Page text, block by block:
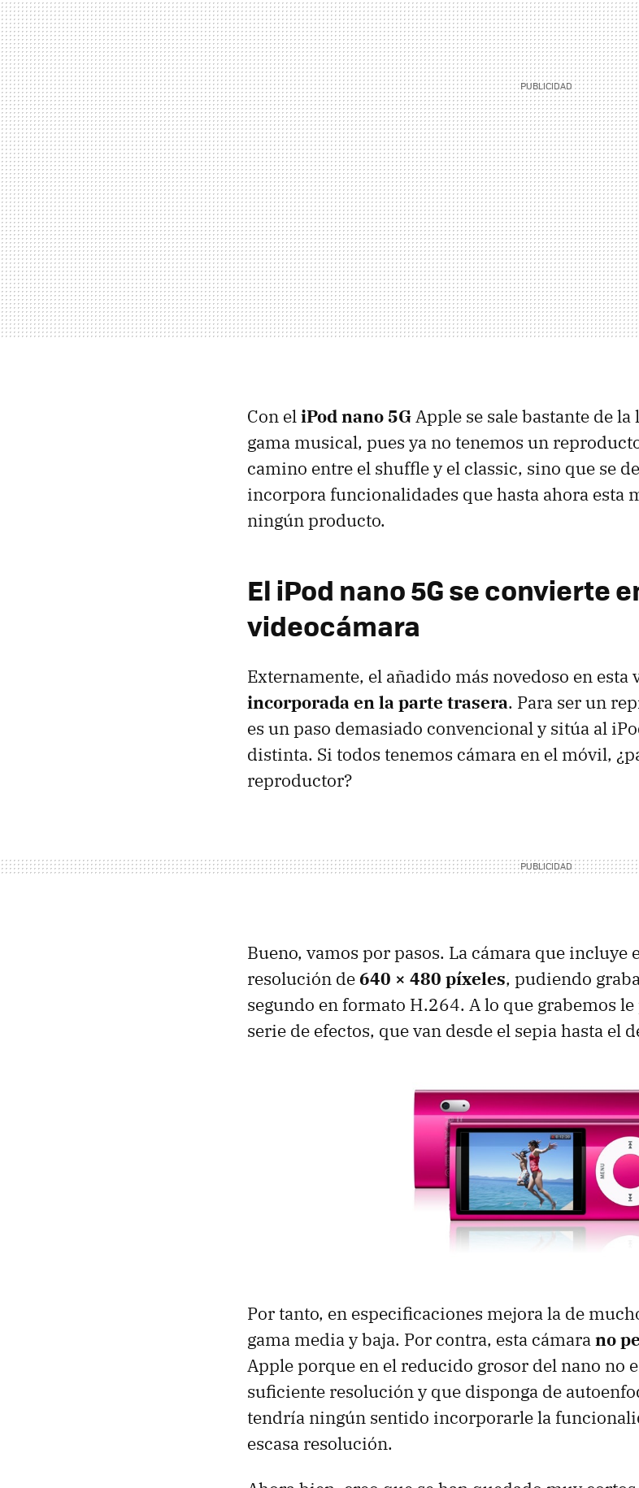
Con eliPod nano 5GApple se sale bastante de
gama musical, pues ya no tenemos un
camino entre el shuffle y el classic, sino que se
incorpora funcionalidades que hasta ahora esta
ningún producto.
El iPod nano 5G se convierte
videocámara
Externamente, el añadido más novedoso en esta
incorporada en la parte trasera. Para ser un
es un paso demasiado convencional y sitúa al
distinta. Si todos tenemos cámara en el móvil,
reproductor?
Bueno, vamos por pasos. La cámara que incluye
resolución de640 × 480 píxeles, pudiendo
segundo en formato H.264. A lo que grabemos
serie de efectos, que van desde el sepia hasta el
Por tanto, en especificaciones mejora la de
gama media y baja. Por contra, esta cámarano
Apple porque en el reducido grosor del nano no
suficiente resolución y que disponga de
tendría ningún sentido incorporarle la
escasa resolución.